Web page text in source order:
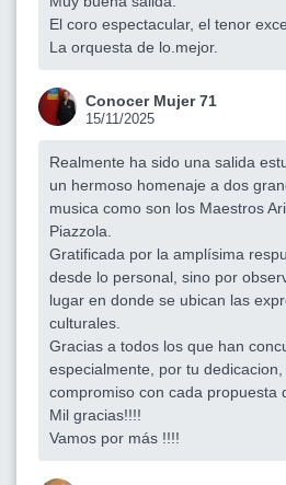
El coro espectacular, el tenor
La orquesta de lo.mejor.
Conocer Mujer 71
15/11/2025
Realmente ha sido una salida
un hermoso homenaje a dos
musica como son los Maestros
Piazzola.
Gratificada por la amplísima
desde lo personal, sino por
lugar en donde se ubican las
culturales.
Gracias a todos los que han
especialmente, por tu
compromiso con cada propuesta
Mil gracias!!!!
Vamos por más !!!!